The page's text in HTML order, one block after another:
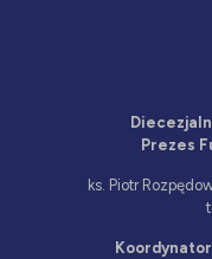
Prezes
ks. Piotr